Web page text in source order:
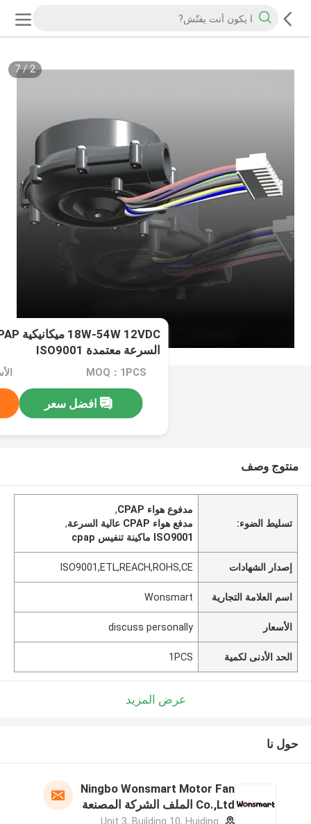
2
/
7
السرعة معتمدة ISO9001
MOQ：1PCS
افضل سعر
منتوج وصف
تسليط الضوء:
مدفوع هواء CPAP
,
مدفع هواء CPAP عالية السرعة
,
ISO9001 ماكينة تنفيس cpap
إصدار الشهادات ISO9001,ETL,REACH,ROHS,CE
اسم العلامة التجارية Wonsmart
الأسعار discuss personally
الحد الأدنى لكمية 1PCS
عرض المزيد
حول نا
Ningbo Wonsmart Motor Fan
Co.,Ltd الملف الشركة المصنعة
Unit 3, Building 10, Huiding